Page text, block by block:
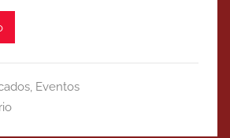
, Eventos